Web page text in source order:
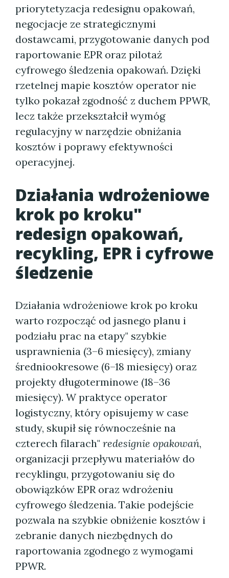
priorytetyzacja redesignu opakowań,
negocjacje ze strategicznymi
dostawcami, przygotowanie danych pod
raportowanie EPR oraz pilotaż
cyfrowego śledzenia opakowań. Dzięki
rzetelnej mapie kosztów operator nie
tylko pokazał zgodność z duchem PPWR,
lecz także przekształcił wymóg
regulacyjny w narzędzie obniżania
kosztów i poprawy efektywności
operacyjnej.
Działania wdrożeniowe
krok po kroku"
redesign opakowań,
recykling, EPR i cyfrowe
śledzenie
Działania wdrożeniowe krok po kroku
warto rozpocząć od jasnego planu i
podziału prac na etapy" szybkie
usprawnienia (3–6 miesięcy), zmiany
średniookresowe (6–18 miesięcy) oraz
projekty długoterminowe (18–36
miesięcy). W praktyce operator
logistyczny, który opisujemy w case
study, skupił się równocześnie na
czterech filarach" redesignie opakowań,
organizacji przepływu materiałów do
recyklingu, przygotowaniu się do
obowiązków EPR oraz wdrożeniu
cyfrowego śledzenia. Takie podejście
pozwala na szybkie obniżenie kosztów i
zebranie danych niezbędnych do
raportowania zgodnego z wymogami
PPWR.